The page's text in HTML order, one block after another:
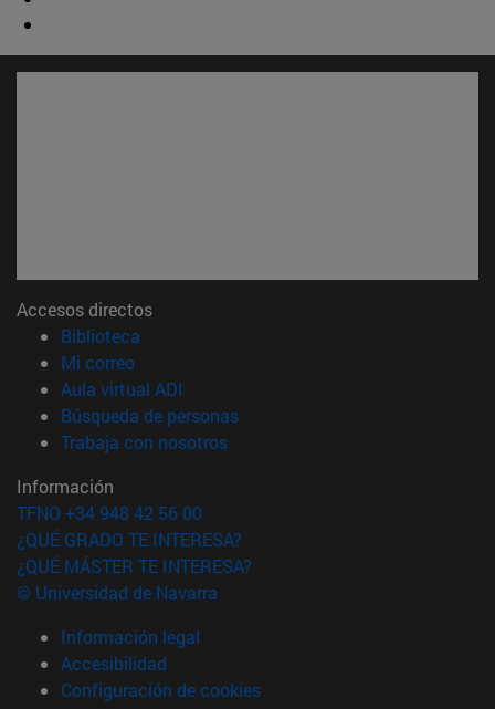
Accesos directos
Biblioteca
Mi correo(abre en nueva ventana)
Aula virtual ADI
Búsqueda de personas(abre en nueva ventana)
Trabaja con nosotros(abre en nueva ventana)
Información
TFNO +34 948 42 56 00
¿QUÉ GRADO TE INTERESA?
¿QUÉ MÁSTER TE INTERESA?
© Universidad de Navarra
Información legal
Accesibilidad
Configuración de cookies